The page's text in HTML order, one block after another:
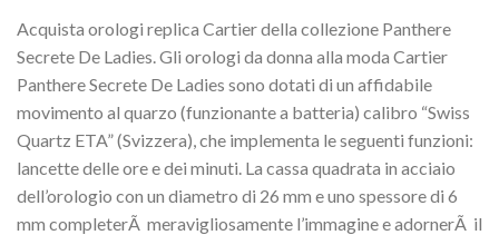
Acquista orologi replica Cartier della collezione Panthere
Secrete De Ladies. Gli orologi da donna alla moda Cartier
Panthere Secrete De Ladies sono dotati di un affidabile
movimento al quarzo (funzionante a batteria) calibro “Swiss
Quartz ETA” (Svizzera), che implementa le seguenti funzioni:
lancette delle ore e dei minuti. La cassa quadrata in acciaio
dell’orologio con un diametro di 26 mm e uno spessore di 6
mm completerÃ meravigliosamente l’immagine e adornerÃ il